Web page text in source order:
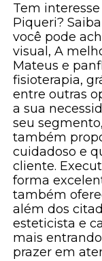
Tem
Piqueri?
você pode
visual, A
Mateus e
fisioterapia,
entre outras
a sua
seu
também
cuidadoso e
cliente.
forma
também
além dos
esteticista e
mais
prazer em